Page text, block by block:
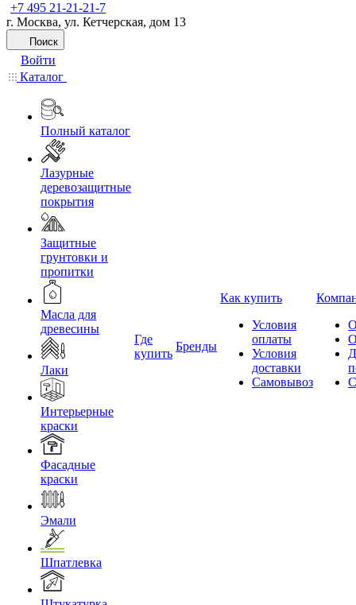
+7 495 21-21-21-7
г. Москва, ул. Кетчерская, дом 13
Поиск
Войти
Каталог
Полный каталог
Лазурные
деревозащитные
покрытия
Защитные
грунтовки и
пропитки
Масла для
древесины
Лаки
Интерьерные
краски
Фасадные
краски
Эмали
Шпатлевка
Где
купить
Бренды
Как купить
Условия
оплаты
Условия
доставки
Самовывоз